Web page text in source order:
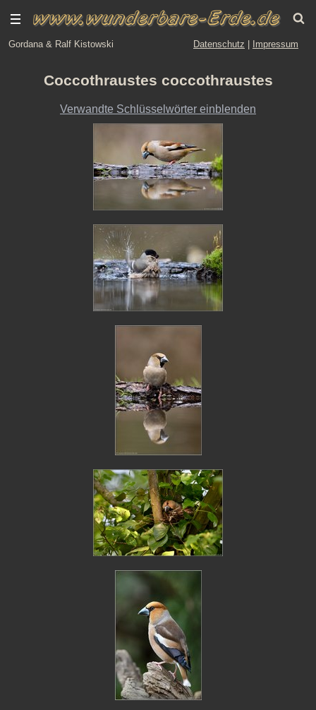
Gordana & Ralf Kistowski Datenschutz Impressum
Coccothraustes coccothraustes
Verwandte Schlüsselwörter einblenden